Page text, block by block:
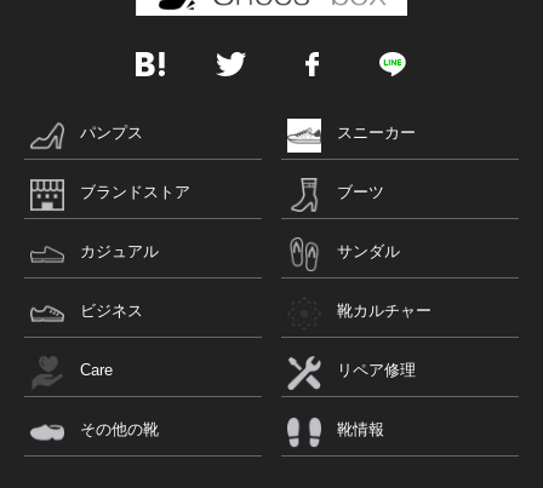
パンプス スニーカー
ブランドストア ブーツ
カジュアル サンダル
ビジネス 靴カルチャー
Care リペア修理
その他の靴 靴情報